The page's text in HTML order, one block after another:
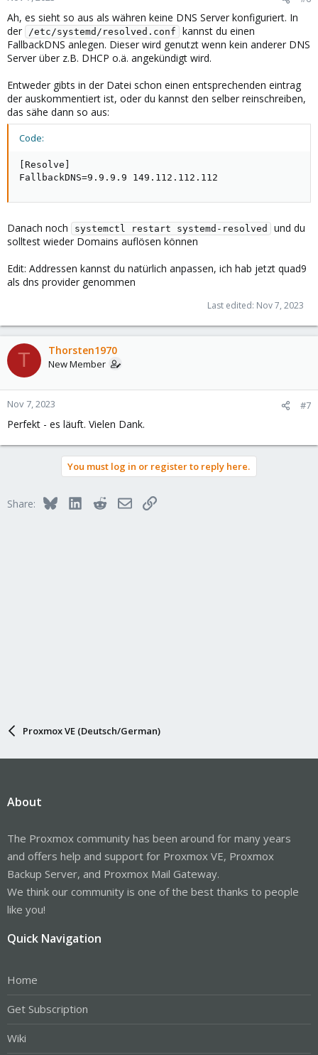
Ah, es sieht so aus als währen keine DNS Server konfiguriert. In
der
/etc/systemd/resolved.conf
kannst du einen
FallbackDNS anlegen. Dieser wird genutzt wenn kein anderer DNS
Server über z.B. DHCP o.ä. angekündigt wird.
Entweder gibts in der Datei schon einen entsprechenden eintrag
der auskommentiert ist, oder du kannst den selber reinschreiben,
das sähe dann so aus:
Code:
[Resolve]
FallbackDNS=9.9.9.9 149.112.112.112
Danach noch systemctl restart systemd-resolved
und du
solltest wieder Domains auflösen können
Edit: Addressen kannst du natürlich anpassen, ich hab jetzt quad9
als dns provider genommen
Last edited: Nov 7, 2023
T Thorsten1970
New Member
Nov 7, 2023 #7
Perfekt - es läuft. Vielen Dank.
You must log in or register to reply here.
Share: BlueskyLinkedInRedditEmailLink
Proxmox VE (Deutsch/German)
About
The Proxmox community has been around for many years
and offers help and support for Proxmox VE, Proxmox
Backup Server, and Proxmox Mail Gateway.
We think our community is one of the best thanks to people
like you!
Quick Navigation
Home
Get Subscription
Wiki